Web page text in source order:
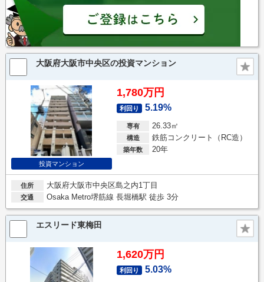
大阪府大阪市中央区の投資マンション
投資マンション
1,780万円
利回り 5.19%
専有 26.33㎡
構造 鉄筋コンクリート（RC造）
築年数 20年
住所 大阪府大阪市中央区島之内1丁目
交通 Osaka Metro堺筋線 長堀橋駅 徒歩 3分
エスリード東梅田
1,620万円
利回り 5.03%